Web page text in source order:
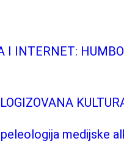
INTERNET:
medijske